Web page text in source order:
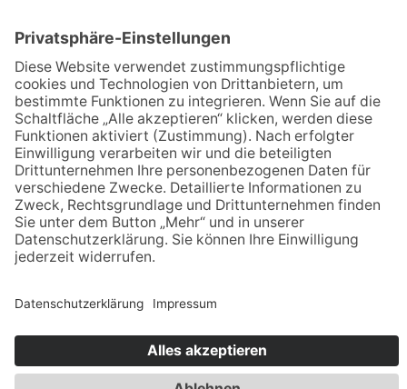
Tanzsport
Turnen/Fitness/Gymnastik
Volleyball
Kontakt
ETSV 09 Landshut
Siemensstraße 2